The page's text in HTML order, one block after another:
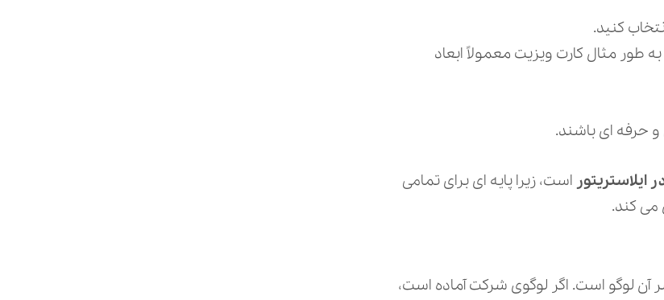
کنید.
طور مثال کارت ویزیت معمولاً ابعاد
است، زیرا پایه‌ ای برای تمامی
می‌ کند.
لوگو است. اگر لوگوی شرکت آماده است،